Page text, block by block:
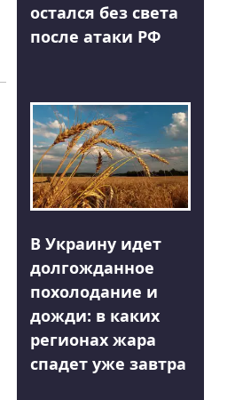
остался без света
после атаки РФ
В Украину идет
долгожданное
похолодание и
дожди: в каких
регионах жара
спадет уже завтра